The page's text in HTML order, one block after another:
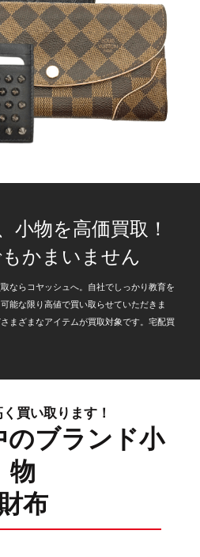
小物を高価買取！
かまいません
ならコヤッシュへ。自社でしっかり教育を
能な限り高値で買い取らせていただきま
まざまなアイテムが買取対象です。宅配買
買い取ります！
のブランド小
物
財布